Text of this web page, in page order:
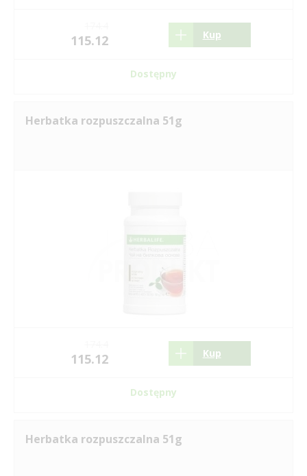
115.12 Kup
Dostępny
Herbatka rozpuszczalna 51g
115.12 Kup
Dostępny
Herbatka rozpuszczalna 51g